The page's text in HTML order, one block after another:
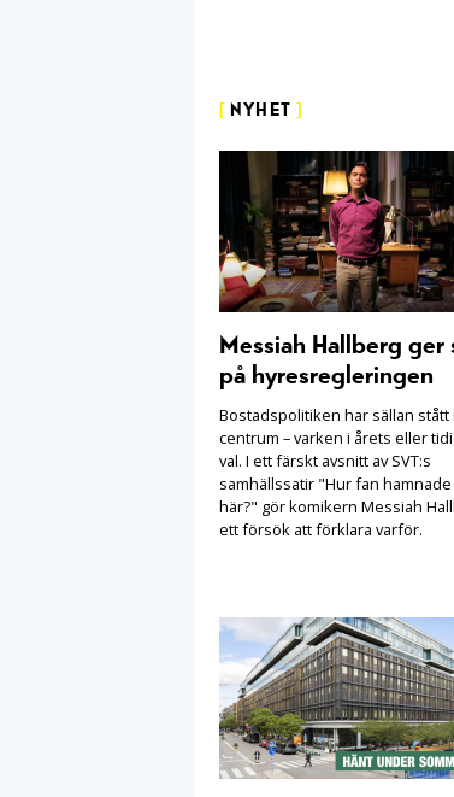
NYHET
Messiah Hallberg ger
på hyresregleringen
Bostadspolitiken har sällan stått i
centrum – varken i årets eller
val. I ett färskt avsnitt av SVT:s
samhällssatir "Hur fan hamnade
här?" gör komikern Messiah
ett försök att förklara varför.